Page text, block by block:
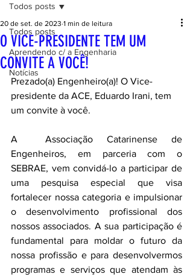
Todos posts
Aprendendo c/ a Engenharia
Notícias
Todos posts
O VICE-PRESIDENTE TEM UM
CONVITE A VOCÊ!
20 de set. de 2023 1 min de leitura
Prezado(a) Engenheiro(a)! O Vice-
presidente da ACE, Eduardo Irani, tem
um convite à você.
A  Associação Catarinense de
Engenheiros, em parceria com o
SEBRAE, vem convidá-lo a participar de
uma pesquisa especial que visa
fortalecer nossa categoria e impulsionar
o desenvolvimento profissional dos
nossos associados. A sua participação é
fundamental para moldar o futuro da
nossa profissão e para desenvolvermos
programas e serviços que atendam às